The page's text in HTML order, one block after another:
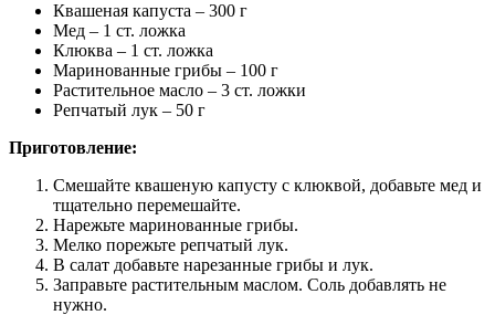
Квашеная капуста – 300 г
Мед – 1 ст. ложка
Клюква – 1 ст. ложка
Маринованные грибы – 100 г
Растительное масло – 3 ст. ложки
Репчатый лук – 50 г
Приготовление:
Смешайте квашеную капусту с клюквой, добавьте мед и
тщательно перемешайте.
Нарежьте маринованные грибы.
Мелко порежьте репчатый лук.
В салат добавьте нарезанные грибы и лук.
Заправьте растительным маслом. Соль добавлять не
нужно.